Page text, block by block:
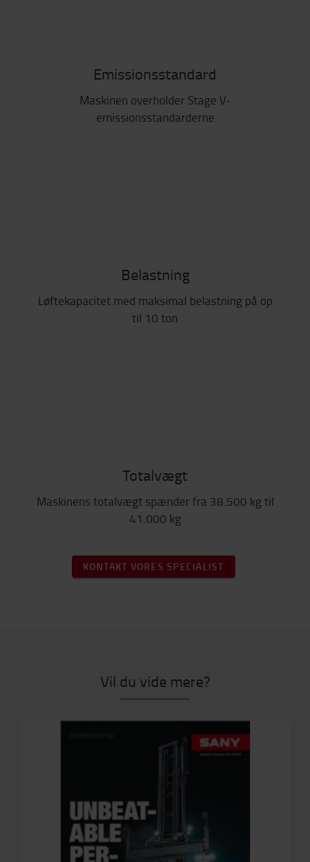
Emissionsstandard
Maskinen overholder Stage V-
emissionsstandarderne
Belastning
Løftekapacitet med maksimal belastning på op
til 10 ton
Totalvægt
Maskinens totalvægt spænder fra 38.500 kg til
41.000 kg
KONTAKT VORES SPECIALIST
Vil du vide mere?